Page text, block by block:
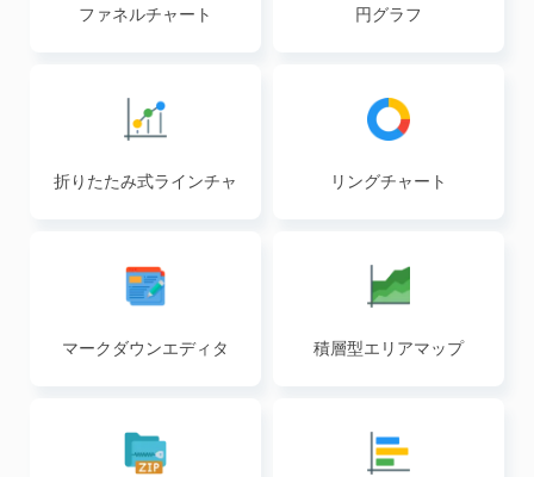
ファネルチャート 円グラフ
折りたたみ式ラインチャ
リングチャート
マークダウンエディタ 積層型エリアマップ